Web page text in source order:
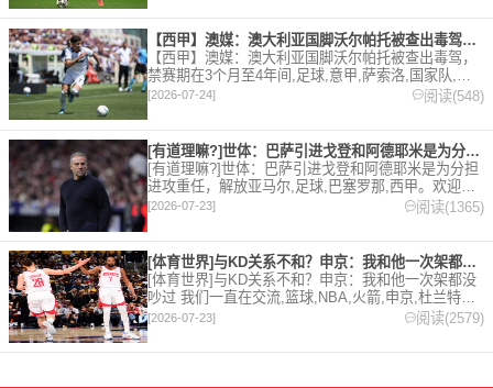
【西甲】澳媒：澳大利亚国脚沃尔帕托被查出毒驾，禁赛期在3个月
【西甲】澳媒：澳大利亚国脚沃尔帕托被查出毒驾，
禁赛期在3个月至4年间,足球,意甲,萨索洛,国家队,澳
大利亚,英超,西甲,德甲,法甲,五洲。欢迎收藏本站，
[2026-07-24] 阅读(548)
[有道理嘛?]世体：巴萨引进戈登和阿德耶米是为分担进攻重任，
[有道理嘛?]世体：巴萨引进戈登和阿德耶米是为分担
进攻重任，解放亚马尔,足球,巴塞罗那,西甲。欢迎收
藏本站，24小时为你更新最新的足球，篮球体育资
[2026-07-23] 阅读(1365)
[体育世界]与KD关系不和？申京：我和他一次架都没吵过 我们
[体育世界]与KD关系不和？申京：我和他一次架都没
吵过 我们一直在交流,篮球,NBA,火箭,申京,杜兰特。
欢迎收藏本站，24小时为你更新最新的足球，篮球体
育资讯。
[2026-07-23] 阅读(2579)